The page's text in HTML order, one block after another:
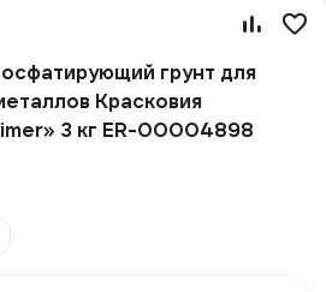
грунт для
Красковия
3 кг ER-00004898